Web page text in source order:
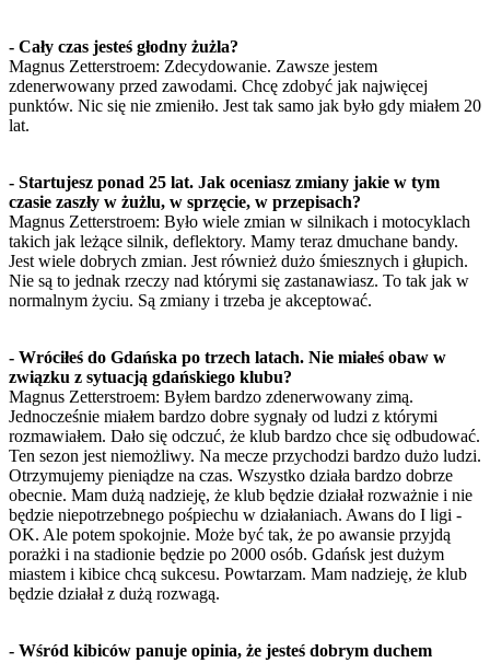
- Cały czas jesteś głodny żużla?
Magnus Zetterstroem: Zdecydowanie. Zawsze jestem
zdenerwowany przed zawodami. Chcę zdobyć jak najwięcej
punktów. Nic się nie zmieniło. Jest tak samo jak było gdy miałem 20
lat.
- Startujesz ponad 25 lat. Jak oceniasz zmiany jakie w tym
czasie zaszły w żużlu, w sprzęcie, w przepisach?
Magnus Zetterstroem: Było wiele zmian w silnikach i motocyklach
takich jak leżące silnik, deflektory. Mamy teraz dmuchane bandy.
Jest wiele dobrych zmian. Jest również dużo śmiesznych i głupich.
Nie są to jednak rzeczy nad którymi się zastanawiasz. To tak jak w
normalnym życiu. Są zmiany i trzeba je akceptować.
- Wróciłeś do Gdańska po trzech latach. Nie miałeś obaw w
związku z sytuacją gdańskiego klubu?
Magnus Zetterstroem: Byłem bardzo zdenerwowany zimą.
Jednocześnie miałem bardzo dobre sygnały od ludzi z którymi
rozmawiałem. Dało się odczuć, że klub bardzo chce się odbudować.
Ten sezon jest niemożliwy. Na mecze przychodzi bardzo dużo ludzi.
Otrzymujemy pieniądze na czas. Wszystko działa bardzo dobrze
obecnie. Mam dużą nadzieję, że klub będzie działał rozważnie i nie
będzie niepotrzebnego pośpiechu w działaniach. Awans do I ligi -
OK. Ale potem spokojnie. Może być tak, że po awansie przyjdą
porażki i na stadionie będzie po 2000 osób. Gdańsk jest dużym
miastem i kibice chcą sukcesu. Powtarzam. Mam nadzieję, że klub
będzie działał z dużą rozwagą.
- Wśród kibiców panuje opinia, że jesteś dobrym duchem